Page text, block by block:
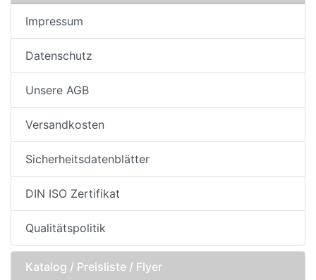
Impressum
Datenschutz
Unsere AGB
Versandkosten
Sicherheitsdatenblätter
DIN ISO Zertifikat
Qualitätspolitik
Katalog / Preisliste / Flyer